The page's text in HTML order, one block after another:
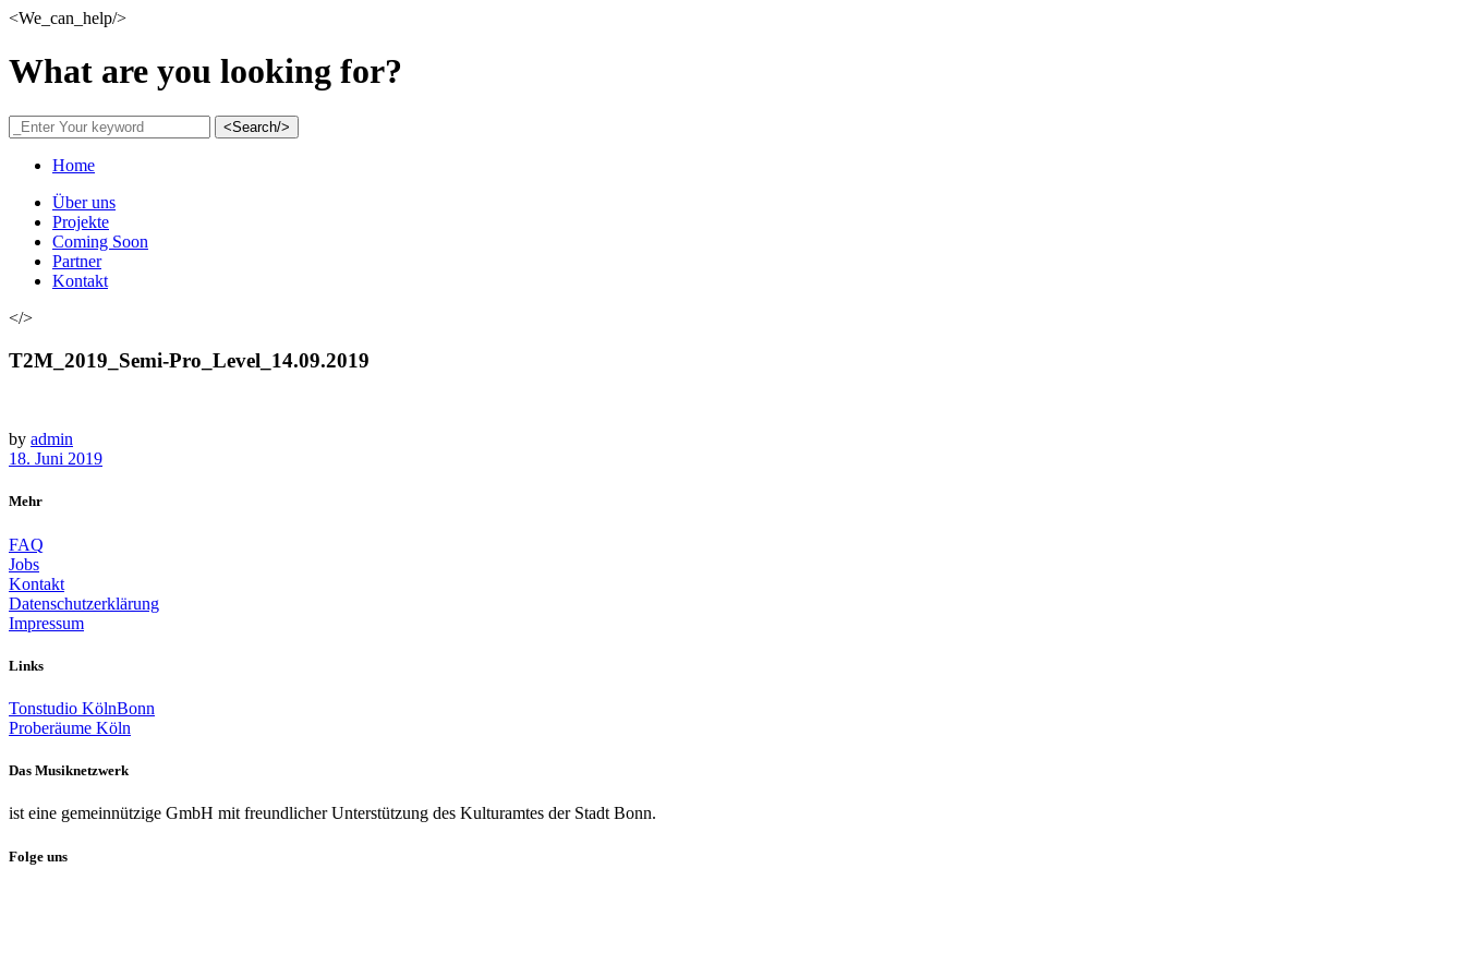
<We_can_help/>
What are you looking for?
<Search/>
Home
Über uns
Projekte
Coming Soon
Partner
Kontakt
</>
T2M_2019_Semi-Pro_Level_14.09.2019
by admin
18. Juni 2019
Mehr
FAQ
Jobs
Kontakt
Datenschutzerklärung
Impressum
Links
Tonstudio KölnBonn
Proberäume Köln
Das Musiknetzwerk
ist eine gemeinnützige GmbH mit freundlicher Unterstützung des Kulturamtes der Stadt Bonn.
Folge uns